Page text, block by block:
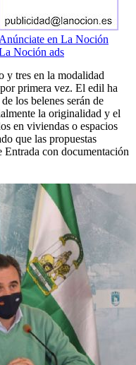
Anúnciate en La Noción
Noción ads
y tres en la modalidad
primera vez. El edil ha
los belenes serán de
la originalidad y el
en viviendas o espacios
que las propuestas
Entrada con documentación